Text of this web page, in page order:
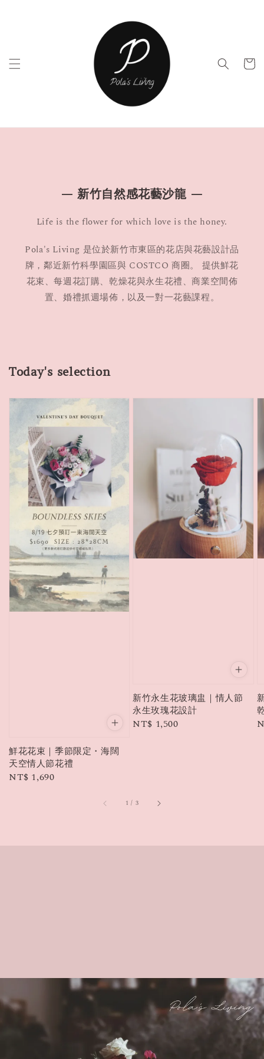
— 新竹自然感花藝沙龍 —
Life is the flower for which love is the honey.
Pola's Living 是位於新竹市東區的花店與花藝設計品
牌，鄰近新竹科學園區與 COSTCO 商圈。 提供鮮花
花束、每週花訂購、乾燥花與永生花禮、商業空間佈
置、婚禮抓週場佈，以及一對一花藝課程。
Today's selection
鮮花花束｜季節限定・海闊
天空情人節花禮
Regular
NT$ 1,690
新竹永生花玻璃盅｜情人節
永生玫瑰花設計
Regular
NT$ 1,500
1 / 3